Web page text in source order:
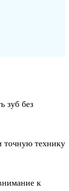
зуб без
точную технику
к